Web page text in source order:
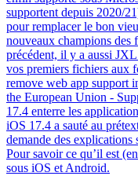
supportent depuis 2020/
pour remplacer le bon
nouveaux champions des
précédent, il y a aussi
vos premiers fichiers aux
remove web app support
the European Union -
17.4 enterre les
iOS 17.4 a sauté au
demande des
Pour savoir ce qu’il est
sous iOS et Android.